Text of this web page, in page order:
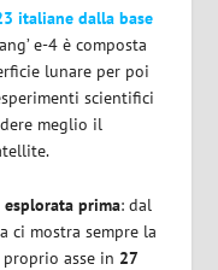
italiane dalla base
e-4 è composta
lunare per poi
scientifici
meglio il
prima: dal
ci mostra sempre la
asse in 27